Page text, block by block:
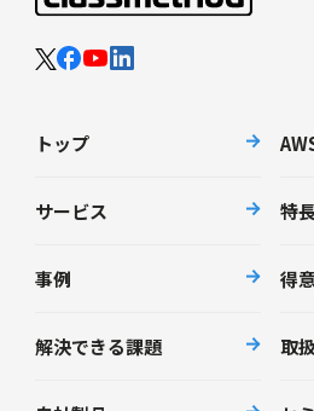
トップ
サービス 特
事例 得
解決できる課題 取